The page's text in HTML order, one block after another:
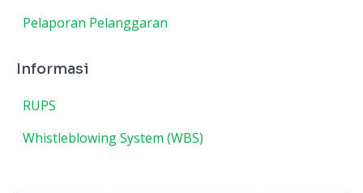
Pelaporan Pelanggaran
Informasi
RUPS
Whistleblowing System (WBS)